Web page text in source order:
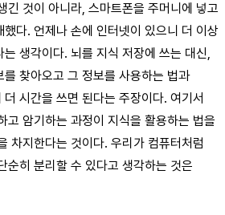
긴 것이 아니라, 스마트폰을 주머니에 넣고
다. 언제나 손에 인터넷이 있으니 더 이상
생각이다. 뇌를 지식 저장에 쓰는 대신,
찾아오고 그 정보를 사용하는 법과
시간을 쓰면 된다는 주장이다. 여기서
고 암기하는 과정이 지식을 활용하는 법을
차지한다는 것이다. 우리가 컴퓨터처럼
순히 분리할 수 있다고 생각하는 것은